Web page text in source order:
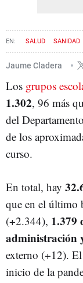
SALUD SANIDAD
Jaume Cladera
Los grupos
1.302, 96 más
del
de los
curso.
En total, hay
que en el último
(+2.344), 1.379
administración
externo (+12).
inicio de la